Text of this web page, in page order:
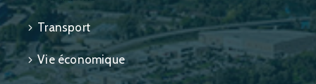
Transport
Vie économique